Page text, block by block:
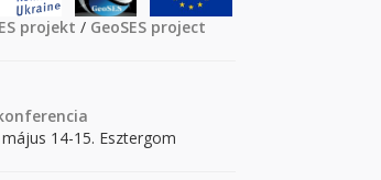
projekt / GeoSES project
május 14-15. Esztergom